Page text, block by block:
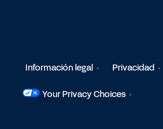
Información legal Privacidad
Your Privacy Choices